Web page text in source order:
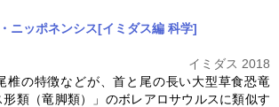
ニッポネンシス[イミダス編 科学]
イミダス 2018
椎の特徴などが、首と尾の長い大型草食恐竜
形類（竜脚類）」のボレアロサウルスに類似す